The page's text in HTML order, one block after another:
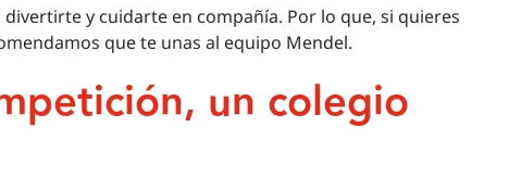
y cuidarte en compañía. Por lo que, si quieres
que te unas al equipo Mendel.
un colegio